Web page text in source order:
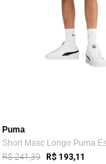
Puma
R$ 241,39 R$ 193,11